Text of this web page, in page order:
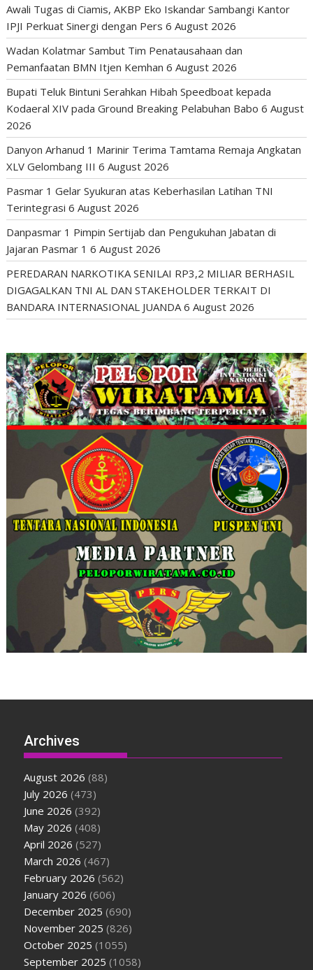
Awali Tugas di Ciamis, AKBP Eko Iskandar Sambangi Kantor
IPJI Perkuat Sinergi dengan Pers 6 August 2026
Wadan Kolatmar Sambut Tim Penatausahaan dan
Pemanfaatan BMN Itjen Kemhan 6 August 2026
Bupati Teluk Bintuni Serahkan Hibah Speedboat kepada
Kodaeral XIV pada Ground Breaking Pelabuhan Babo 6 August
2026
Danyon Arhanud 1 Marinir Terima Tamtama Remaja Angkatan
XLV Gelombang III 6 August 2026
Pasmar 1 Gelar Syukuran atas Keberhasilan Latihan TNI
Terintegrasi 6 August 2026
Danpasmar 1 Pimpin Sertijab dan Pengukuhan Jabatan di
Jajaran Pasmar 1 6 August 2026
PEREDARAN NARKOTIKA SENILAI RP3,2 MILIAR BERHASIL
DIGAGALKAN TNI AL DAN STAKEHOLDER TERKAIT DI
BANDARA INTERNASIONAL JUANDA 6 August 2026
Archives
August 2026 (88)
July 2026 (473)
June 2026 (392)
May 2026 (408)
April 2026 (527)
March 2026 (467)
February 2026 (562)
January 2026 (606)
December 2025 (690)
November 2025 (826)
October 2025 (1055)
September 2025 (1058)